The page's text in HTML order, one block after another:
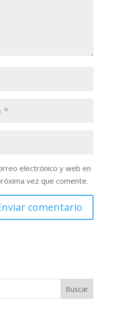
electrónico y web en
vez que comente.
Buscar